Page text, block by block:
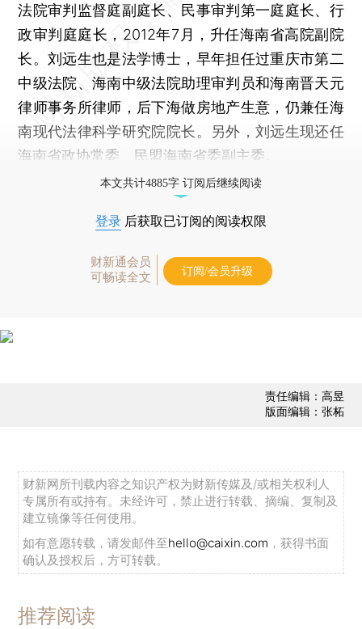
法院审判监督庭副庭长、民事审判第一庭庭长、行
政审判庭庭长，2012年7月，升任海南省高院副院
长。刘远生也是法学博士，早年担任过重庆市第二
中级法院、海南中级法院助理审判员和海南晋天元
律师事务所律师，后下海做房地产生意，仍兼任海
南现代法律科学研究院院长。另外，刘远生现还任
海南省政协常委、民盟海南省委副主委。
本文共计4885字 订阅后继续阅读
登录 后获取已订阅的阅读权限
财新通会员
可畅读全文
订阅/会员升级
责任编辑：高昱
版面编辑：张柘
财新网所刊载内容之知识产权为财新传媒及/或相关权利人
专属所有或持有。未经许可，禁止进行转载、摘编、复制及
建立镜像等任何使用。
如有意愿转载，请发邮件至hello@caixin.com ，获得书面
确认及授权后，方可转载。
推荐阅读